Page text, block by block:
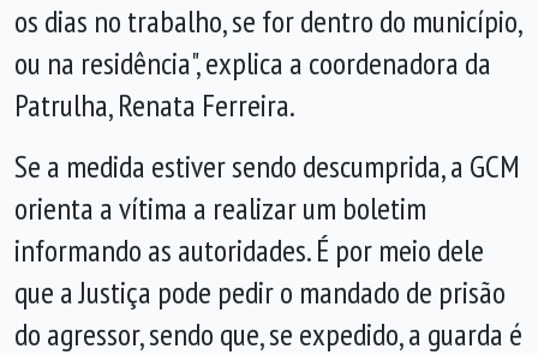
os dias no trabalho, se for dentro do município,
ou na residência", explica a coordenadora da
Patrulha, Renata Ferreira.
Se a medida estiver sendo descumprida, a GCM
orienta a vítima a realizar um boletim
informando as autoridades. É por meio dele
que a Justiça pode pedir o mandado de prisão
do agressor, sendo que, se expedido, a guarda é